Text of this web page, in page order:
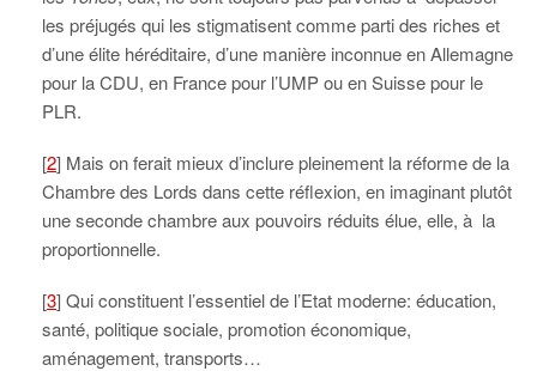
les préjugés qui les stigmatisent comme parti des riches et
d’une élite héréditaire, d’une manière inconnue en Allemagne
pour la CDU, en France pour l’UMP ou en Suisse pour le
PLR.
[2] Mais on ferait mieux d’inclure pleinement la réforme de la
Chambre des Lords dans cette réflexion, en imaginant plutôt
une seconde chambre aux pouvoirs réduits élue, elle, à la
proportionnelle.
[3] Qui constituent l’essentiel de l’Etat moderne: éducation,
santé, politique sociale, promotion économique,
aménagement, transports…